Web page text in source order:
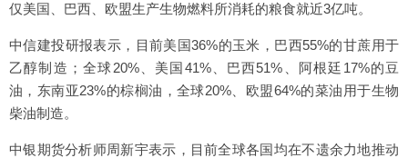
仅美国、巴西、欧盟生产生物燃料所消耗的粮食就近3亿吨。
中信建投研报表示，目前美国36%的玉米，巴西55%的甘蔗用于
乙醇制造；全球20%、美国41%、巴西51%、阿根廷17%的豆
油，东南亚23%的棕榈油，全球20%、欧盟64%的菜油用于生物
柴油制造。
中银期货分析师周新宇表示，目前全球各国均在不遗余力地推动